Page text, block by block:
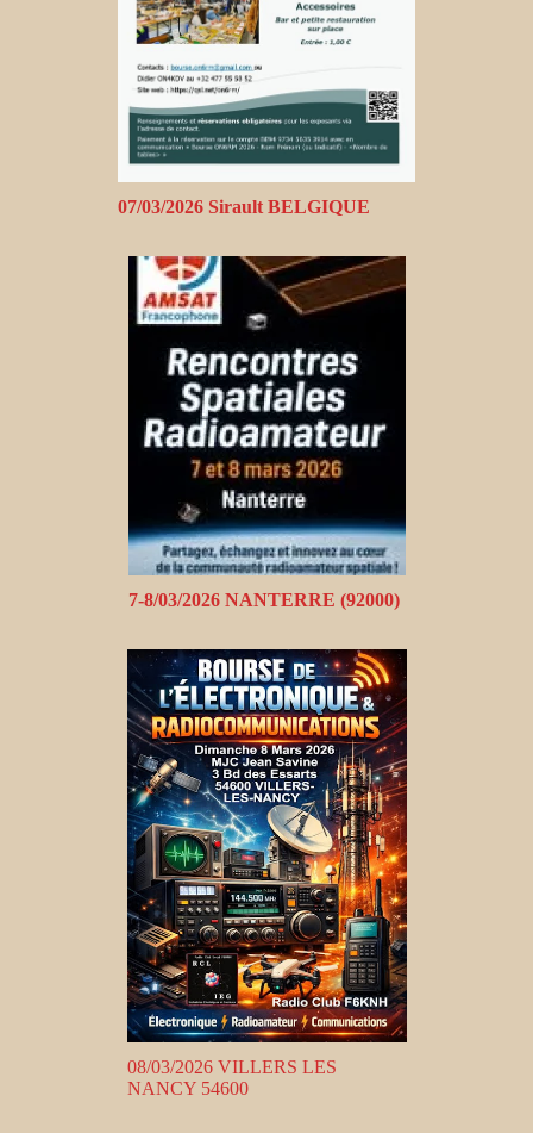
07/03/2026 Sirault BELGIQUE
7-8/03/2026 NANTERRE (92000)
08/03/2026 VILLERS LES
NANCY 54600